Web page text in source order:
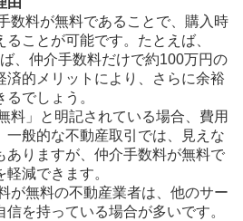
数料が無料であることで、購入時
ことが可能です。たとえば、
、仲介手数料だけで約100万円の
済的メリットにより、さらに余裕
でしょう。
料」と明記されている場合、費用
一般的な不動産取引では、見えな
ありますが、仲介手数料が無料で
減できます。
が無料の不動産業者は、他のサー
を持っている場合が多いです。